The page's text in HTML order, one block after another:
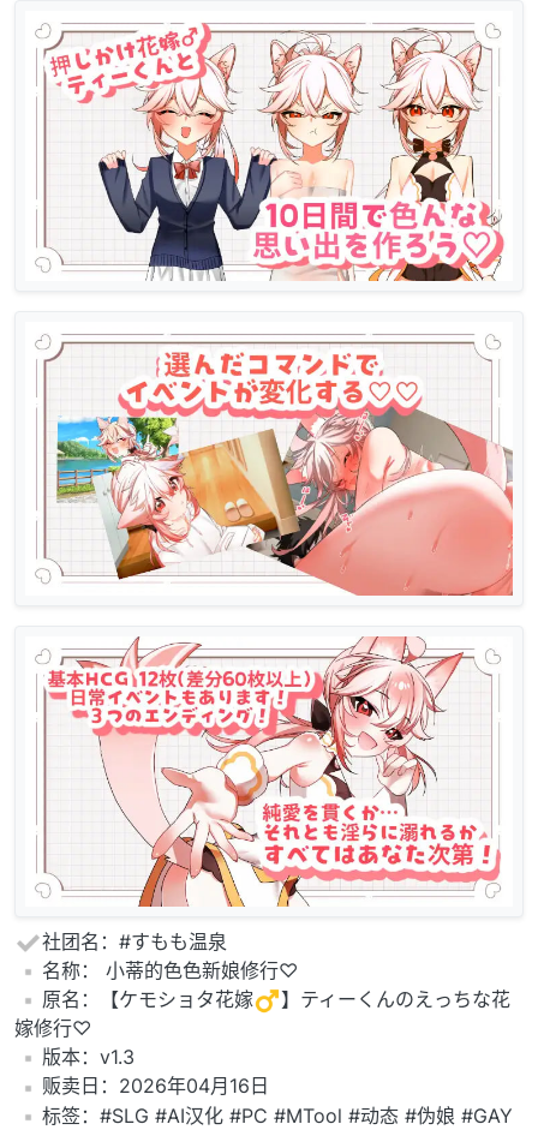
社团名：#すもも温泉
️名称： 小蒂的色色新娘修行♡
️原名：【ケモショタ花嫁
】ティーくんのえっちな花
嫁修行♡
️版本：v1.3
️贩卖日：2026年04月16日
️标签：#SLG #AI汉化 #PC #MTool #动态 #伪娘 #GAY